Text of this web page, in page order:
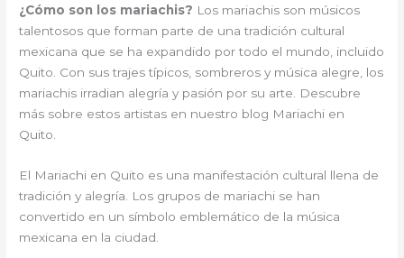
¿Cómo son los mariachis? Los mariachis son músicos
talentosos que forman parte de una tradición cultural
mexicana que se ha expandido por todo el mundo, incluido
Quito. Con sus trajes típicos, sombreros y música alegre, los
mariachis irradian alegría y pasión por su arte. Descubre
más sobre estos artistas en nuestro blog Mariachi en
Quito.
El Mariachi en Quito es una manifestación cultural llena de
tradición y alegría. Los grupos de mariachi se han
convertido en un símbolo emblemático de la música
mexicana en la ciudad.